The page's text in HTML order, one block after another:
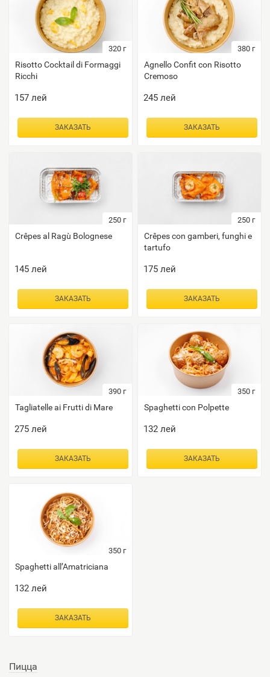
320 г
Risotto Cocktail di Formaggi
Ricchi
157лей
ЗАКАЗАТЬ
380 г
Agnello Confit con Risotto
Cremoso
245лей
ЗАКАЗАТЬ
250 г
Crêpes al Ragù Bolognese
145лей
ЗАКАЗАТЬ
250 г
Crêpes con gamberi, funghi e
tartufo
175лей
ЗАКАЗАТЬ
390 г
Tagliatelle ai Frutti di Mare
275лей
ЗАКАЗАТЬ
350 г
Spaghetti con Polpette
132лей
ЗАКАЗАТЬ
350 г
Spaghetti all’Amatriciana
132лей
ЗАКАЗАТЬ
Пицца